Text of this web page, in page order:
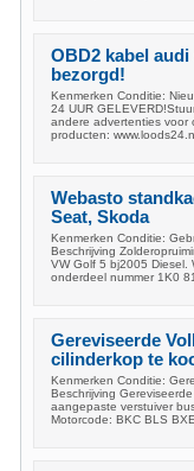
OBD2 kabel
bezorgd!
Kenmerken Conditie:
24 UUR
andere advertenties voor
producten:
Webasto
Seat, Skoda
Kenmerken Conditie:
Beschrijving
VW Golf 5 bj2005 Diesel.
onderdeel nummer 1K0
Gereviseerde
cilinderkop te
Kenmerken Conditie:
Beschrijving
aangepaste verstuiver
Motorcode: BKC BLS